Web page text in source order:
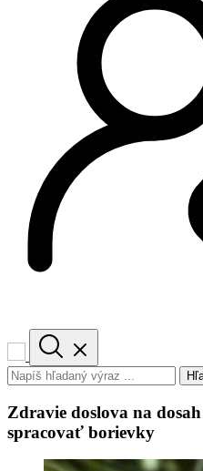
Zdravie doslova na
spracovať borievky